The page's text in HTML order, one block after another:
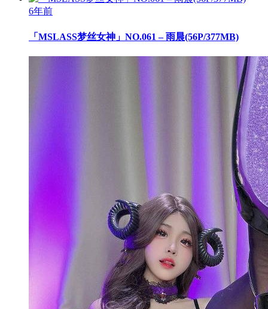
6年前
「MSLASS梦丝女神」NO.061 – 雨晨(56P/377MB)